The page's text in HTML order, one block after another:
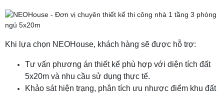
Khi lựa chọn NEOHouse, khách hàng sẽ được hỗ trợ:
Tư vấn phương án thiết kế phù hợp với diện tích đất
5x20m và nhu cầu sử dụng thực tế.
Khảo sát hiện trạng, phân tích ưu nhược điểm khu đất